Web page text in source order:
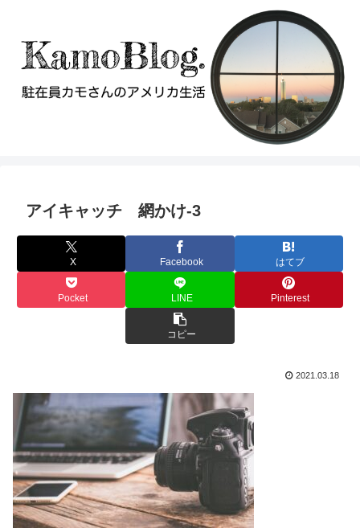
アイキャッチ 網かけ-3
X Facebook はてブ
Pocket LINE Pinterest
コピー
2021.03.18